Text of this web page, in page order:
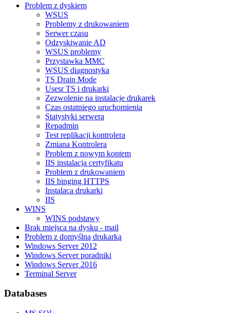
Problem z dyskiem
WSUS
Problemy z drukowaniem
Serwer czasu
Odzyskiwanie AD
WSUS problemy
Przystawka MMC
WSUS diagnostyka
TS Drain Mode
Usesr TS i drukarki
Zezwolenie na instalacje drukarek
Czas ostatniego uruchomienia
Statystyki serwera
Repadmin
Test replikacji kontrolera
Zmiana Kontrolera
Problem z nowym kontem
IIS instalacja certyfikatu
Problem z drukowaniem
IIS binging HTTPS
Instalaca drukarki
IIS
WINS
WINS podstawy
Brak miejsca na dysku - mail
Problem z domyślną drukarką
Windows Server 2012
Windows Server poradniki
Windows Server 2016
Terminal Server
Databases